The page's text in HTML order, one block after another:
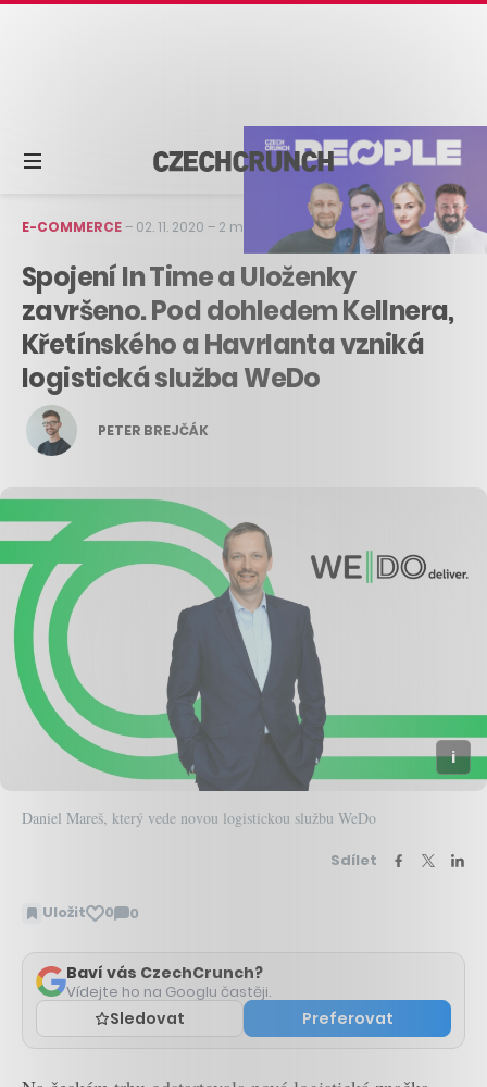
E-COMMERCE– 02. 11. 2020 – 2 min čtení
Spojení In Time a Uloženky
završeno. Pod dohledem Kellnera,
Křetínského a Havrlanta vzniká
logistická služba WeDo
PETER BREJČÁK
Daniel Mareš, který vede novou logistickou službu WeDo
Sdílet
Uložit 0 0
Zobrazit
Baví vás CzechCrunch?
Vídejte ho na Googlu častěji.
Sledovat Preferovat